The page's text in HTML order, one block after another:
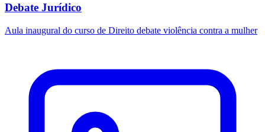
Debate Jurídico
Aula inaugural do curso de Direito debate violência contra a mulher